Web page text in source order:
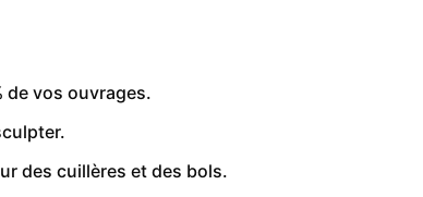
de vos ouvrages.
des cuillères et des bols.